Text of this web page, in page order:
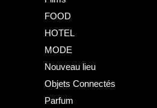
FOOD
HOTEL
MODE
Nouveau lieu
Objets Connectés
Parfum